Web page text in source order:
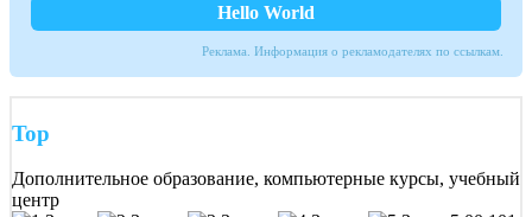
Hello World
Реклама. Информация о рекламодателях по ссылкам.
Top
Дополнительное образование, компьютерные курсы, учебный
центр